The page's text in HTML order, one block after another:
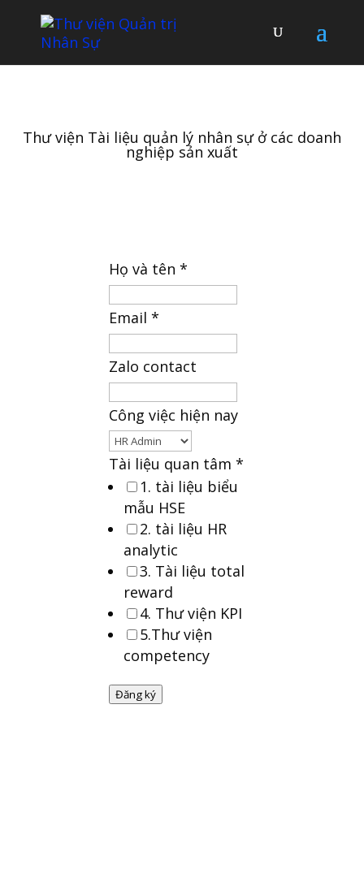
Thư viện Tài liệu quản lý nhân sự ở các doanh
nghiệp sản xuất
Họ và tên*
Email*
Zalo contact
Công việc hiện nay
Tài liệu quan tâm*
1. tài liệu biểu
mẫu HSE
2. tài liệu HR
analytic
3. Tài liệu total
reward
4. Thư viện KPI
5.Thư viện
competency
Đăng ký